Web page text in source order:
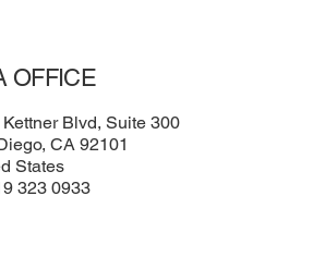
OFFICE
Blvd, Suite 300
CA 92101
States
323 0933